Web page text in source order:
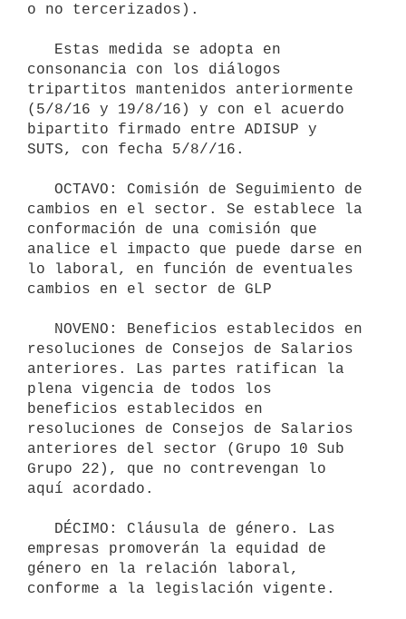
o no tercerizados).
consonancia con los diálogos
tripartitos mantenidos anteriormente
(5/8/16 y 19/8/16) y con el acuerdo
bipartito firmado entre ADISUP y
SUTS, con fecha 5/8//16.
cambios en el sector. Se establece la
conformación de una comisión que
analice el impacto que puede darse en
lo laboral, en función de eventuales
cambios en el sector de GLP
resoluciones de Consejos de Salarios
anteriores. Las partes ratifican la
plena vigencia de todos los
beneficios establecidos en
resoluciones de Consejos de Salarios
anteriores del sector (Grupo 10 Sub
Grupo 22), que no contrevengan lo
aquí acordado.
empresas promoverán la equidad de
género en la relación laboral,
conforme a la legislación vigente.